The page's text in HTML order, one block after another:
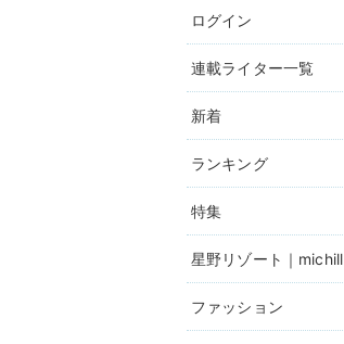
ログイン
連載ライター一覧
新着
ランキング
特集
星野リゾート｜michill
ファッション